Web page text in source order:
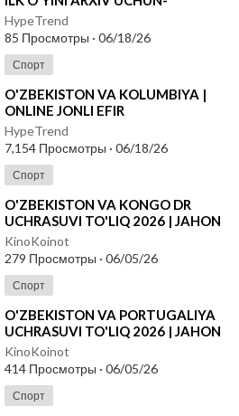
FUTBOOL BO'YICHA JAHON
CHEMPIONATI
HypeTrend
85 Просмотры · 06/18/26
Спорт
⁣O'ZBEKISTON VA KOLUMBIYA |
ONLINE JONLI EFIR
HypeTrend
7,154 Просмотры · 06/18/26
Спорт
⁣O'ZBEKISTON VA KONGO DR
UCHRASUVI TO'LIQ 2026 | JAHON
CHEMPIONATI
KinoKoinot
279 Просмотры · 06/05/26
Спорт
⁣O'ZBEKISTON VA PORTUGALIYA
UCHRASUVI TO'LIQ 2026 | JAHON
CHEMPIONATI
KinoKoinot
414 Просмотры · 06/05/26
Спорт